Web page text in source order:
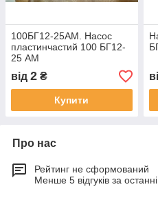
100БГ12-25АМ. Насос
пластинчастий 100 БГ12-
25 АМ
від 2 ₴
Купити
Про нас
Рейтинг не сформований
Менше 5 відгуків за